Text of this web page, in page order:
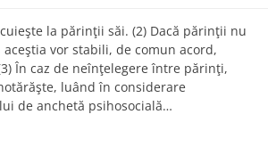
la părinţii săi. (2) Dacă părinţii nu
vor stabili, de comun acord,
În caz de neînţelegere între părinţi,
luând în considerare
de anchetă psihosocială…